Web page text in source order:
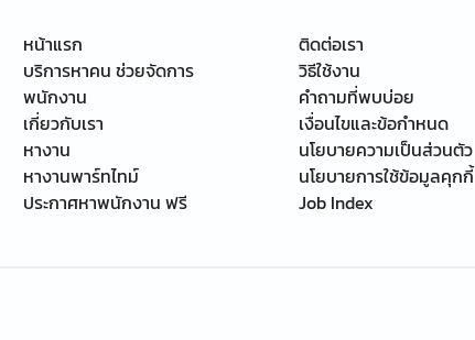
หน้าแรก
บริการหาคน ช่วยจัดการ
พนักงาน
เกี่ยวกับเรา
หางาน
หางานพาร์ทไทม์
ประกาศหาพนักงาน ฟรี
ติดต่อเรา
วิธีใช้งาน
คำถามที่พบบ่อย
เงื่อนไขและข้อกำหนด
นโยบายความเป็นส่วนตัว
นโยบายการใช้ข้อมูลคุกกี้
Job Index